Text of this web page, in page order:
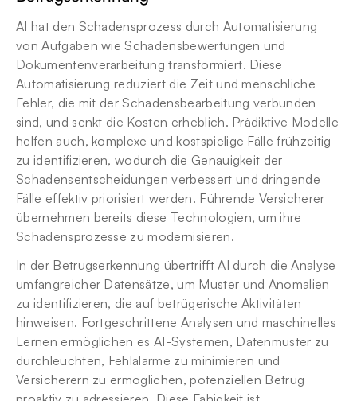
AI hat den Schadensprozess durch Automatisierung
von Aufgaben wie Schadensbewertungen und
Dokumentenverarbeitung transformiert. Diese
Automatisierung reduziert die Zeit und menschliche
Fehler, die mit der Schadensbearbeitung verbunden
sind, und senkt die Kosten erheblich. Prädiktive Modelle
helfen auch, komplexe und kostspielige Fälle frühzeitig
zu identifizieren, wodurch die Genauigkeit der
Schadensentscheidungen verbessert und dringende
Fälle effektiv priorisiert werden. Führende Versicherer
übernehmen bereits diese Technologien, um ihre
Schadensprozesse zu modernisieren.
In der Betrugserkennung übertrifft AI durch die Analyse
umfangreicher Datensätze, um Muster und Anomalien
zu identifizieren, die auf betrügerische Aktivitäten
hinweisen. Fortgeschrittene Analysen und maschinelles
Lernen ermöglichen es AI-Systemen, Datenmuster zu
durchleuchten, Fehlalarme zu minimieren und
Versicherern zu ermöglichen, potenziellen Betrug